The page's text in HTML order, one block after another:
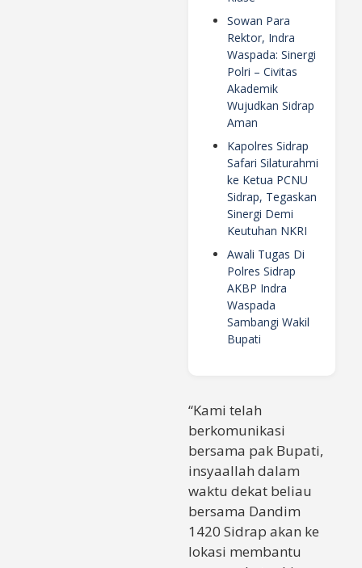
Sowan Para
Rektor, Indra
Waspada: Sinergi
Polri – Civitas
Akademik
Wujudkan Sidrap
Aman
Kapolres Sidrap
Safari Silaturahmi
ke Ketua PCNU
Sidrap, Tegaskan
Sinergi Demi
Keutuhan NKRI
Awali Tugas Di
Polres Sidrap
AKBP Indra
Waspada
Sambangi Wakil
Bupati
“Kami telah
berkomunikasi
bersama pak Bupati,
insyaallah dalam
waktu dekat beliau
bersama Dandim
1420 Sidrap akan ke
lokasi membantu